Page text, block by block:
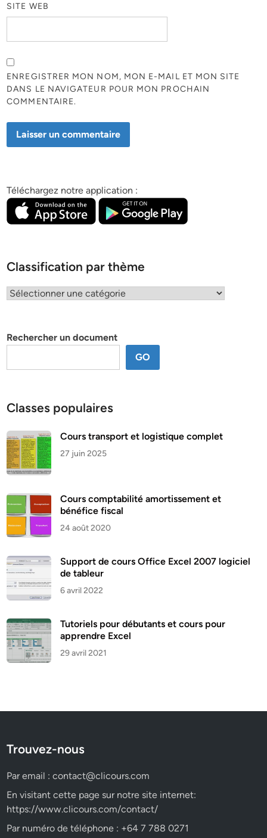
SITE WEB
ENREGISTRER MON NOM, MON E-MAIL ET MON SITE
DANS LE NAVIGATEUR POUR MON PROCHAIN
COMMENTAIRE.
Téléchargez notre application :
Classification par thème
Classification
Rechercher un document
GO
Classes populaires
Cours transport et logistique complet
27 juin 2025
Cours comptabilité amortissement et
bénéfice fiscal
24 août 2020
Support de cours Office Excel 2007 logiciel
de tableur
6 avril 2022
Tutoriels pour débutants et cours pour
apprendre Excel
29 avril 2021
Trouvez-nous
Par email :contact@clicours.com
En visitant cette page sur notre site internet:
https://www.clicours.com/contact/
Par numéro de téléphone : +64 7 788 0271